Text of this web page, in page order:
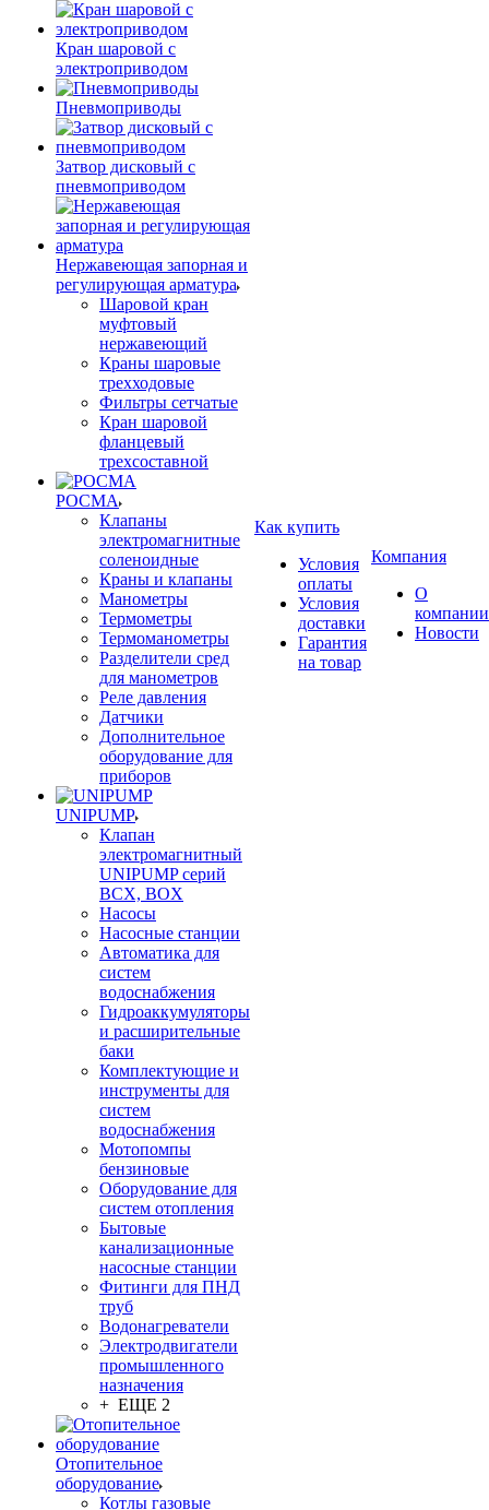
Кран шаровой с
электроприводом
Пневмоприводы
Затвор дисковый с
пневмоприводом
Нержавеющая запорная и
регулирующая арматура
Шаровой кран
муфтовый
нержавеющий
Краны шаровые
трехходовые
Фильтры сетчатые
Кран шаровой
фланцевый
трехсоставной
РОСМА
Клапаны
электромагнитные
соленоидные
Краны и клапаны
Манометры
Термометры
Термоманометры
Разделители сред
для манометров
Реле давления
Датчики
Дополнительное
оборудование для
приборов
UNIPUMP
Клапан
электромагнитный
UNIPUMP серий
BCX, BOX
Насосы
Насосные станции
Автоматика для
систем
водоснабжения
Гидроаккумуляторы
и расширительные
баки
Комплектующие и
инструменты для
систем
водоснабжения
Мотопомпы
бензиновые
Оборудование для
систем отопления
Бытовые
канализационные
насосные станции
Фитинги для ПНД
труб
Водонагреватели
Электродвигатели
промышленного
назначения
+ ЕЩЕ 2
Отопительное
оборудование
Котлы газовые
Как купить
Условия
оплаты
Условия
доставки
Гарантия
на товар
Компания
О
компании
Новости